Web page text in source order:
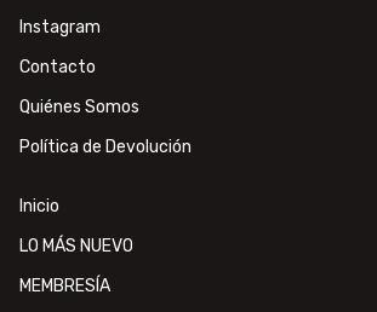
Instagram
Contacto
Quiénes Somos
Política de Devolución
Inicio
LO MÁS NUEVO
MEMBRESÍA